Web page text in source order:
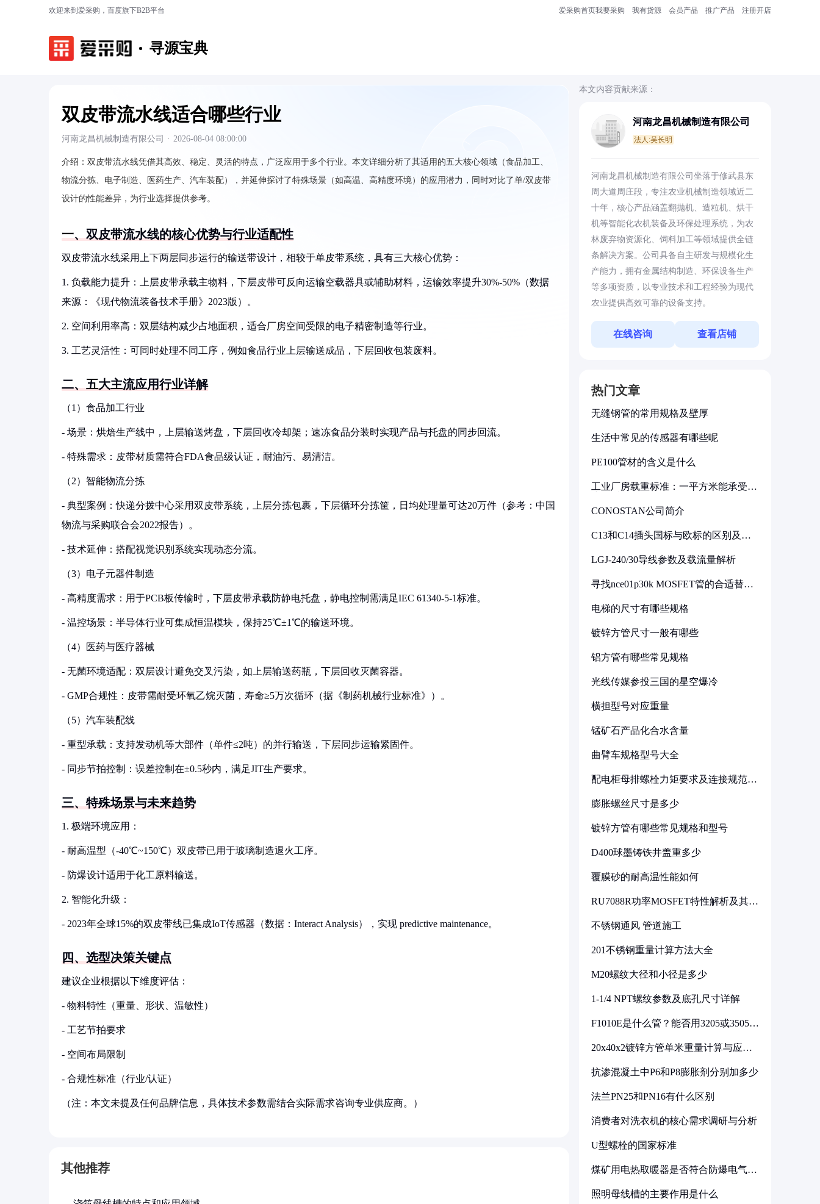
欢迎来到爱采购，百度旗下B2B平台 爱采购首页我要采购 我有货源 会员产品 推广产品 注册开店
寻源宝典
双皮带流水线适合哪些行业
河南龙昌机械制造有限公司 · 2026-08-04 08:00:00
介绍： 双皮带流水线凭借其高效、稳定、灵活的特点，广泛应用于多个行业。本文详细分析了其适用的五大核心领域（食品加工、
物流分拣、电子制造、医药生产、汽车装配），并延伸探讨了特殊场景（如高温、高精度环境）的应用潜力，同时对比了单/双皮带
设计的性能差异，为行业选择提供参考。
一、双皮带流水线的核心优势与行业适配性
双皮带流水线采用上下两层同步运行的输送带设计，相较于单皮带系统，具有三大核心优势：
1. 负载能力提升：上层皮带承载主物料，下层皮带可反向运输空载器具或辅助材料，运输效率提升30%-50%（数据
来源：《现代物流装备技术手册》2023版）。
2. 空间利用率高：双层结构减少占地面积，适合厂房空间受限的电子精密制造等行业。
3. 工艺灵活性：可同时处理不同工序，例如食品行业上层输送成品，下层回收包装废料。
二、五大主流应用行业详解
（1）食品加工行业
- 场景：烘焙生产线中，上层输送烤盘，下层回收冷却架；速冻食品分装时实现产品与托盘的同步回流。
- 特殊需求：皮带材质需符合FDA食品级认证，耐油污、易清洁。
（2）智能物流分拣
- 典型案例：快递分拨中心采用双皮带系统，上层分拣包裹，下层循环分拣筐，日均处理量可达20万件（参考：中国
物流与采购联合会2022报告）。
- 技术延伸：搭配视觉识别系统实现动态分流。
（3）电子元器件制造
- 高精度需求：用于PCB板传输时，下层皮带承载防静电托盘，静电控制需满足IEC 61340-5-1标准。
- 温控场景：半导体行业可集成恒温模块，保持25℃±1℃的输送环境。
（4）医药与医疗器械
- 无菌环境适配：双层设计避免交叉污染，如上层输送药瓶，下层回收灭菌容器。
- GMP合规性：皮带需耐受环氧乙烷灭菌，寿命≥5万次循环（据《制药机械行业标准》）。
（5）汽车装配线
- 重型承载：支持发动机等大部件（单件≤2吨）的并行输送，下层同步运输紧固件。
- 同步节拍控制：误差控制在±0.5秒内，满足JIT生产要求。
三、特殊场景与未来趋势
1. 极端环境应用：
- 耐高温型（-40℃~150℃）双皮带已用于玻璃制造退火工序。
- 防爆设计适用于化工原料输送。
2. 智能化升级：
- 2023年全球15%的双皮带线已集成IoT传感器（数据：Interact Analysis），实现 predictive maintenance。
四、选型决策关键点
建议企业根据以下维度评估：
- 物料特性（重量、形状、温敏性）
- 工艺节拍要求
- 空间布局限制
- 合规性标准（行业/认证）
（注：本文未提及任何品牌信息，具体技术参数需结合实际需求咨询专业供应商。）
其他推荐
本文内容贡献来源：
河南龙昌机械制造有限公司
法人:吴长明
河南龙昌机械制造有限公司坐落于修武县东
周大道周庄段，专注农业机械制造领域近二
十年，核心产品涵盖翻抛机、造粒机、烘干
机等智能化农机装备及环保处理系统，为农
林废弃物资源化、饲料加工等领域提供全链
条解决方案。公司具备自主研发与规模化生
产能力，拥有金属结构制造、环保设备生产
等多项资质，以专业技术和工程经验为现代
农业提供高效可靠的设备支持。
在线咨询 查看店铺
热门文章
无缝钢管的常用规格及壁厚
生活中常见的传感器有哪些呢
PE100管材的含义是什么
工业厂房载重标准：一平方米能承受多
CONOSTAN公司简介
C13和C14插头国标与欧标的区别及其
LGJ-240/30导线参数及载流量解析
寻找nce01p30k MOSFET管的合适替代
电梯的尺寸有哪些规格
镀锌方管尺寸一般有哪些
铝方管有哪些常见规格
光线传媒参投三国的星空爆冷
横担型号对应重量
锰矿石产品化合水含量
曲臂车规格型号大全
配电柜母排螺栓力矩要求及连接规范详
膨胀螺丝尺寸是多少
镀锌方管有哪些常见规格和型号
D400球墨铸铁井盖重多少
覆膜砂的耐高温性能如何
RU7088R功率MOSFET特性解析及其在
不锈钢通风 管道施工
201不锈钢重量计算方法大全
M20螺纹大径和小径是多少
1-1/4 NPT螺纹参数及底孔尺寸详解
F1010E是什么管？能否用3205或3505代
20x40x2镀锌方管单米重量计算与应用
抗渗混凝土中P6和P8膨胀剂分别加多少
法兰PN25和PN16有什么区别
消费者对洗衣机的核心需求调研与分析
U型螺栓的国家标准
煤矿用电热取暖器是否符合防爆电气设
照明母线槽的主要作用是什么